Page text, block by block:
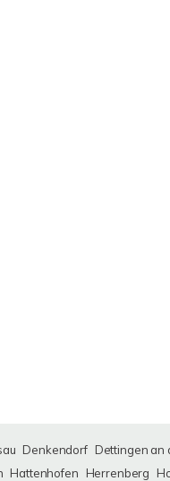
Denkendorf Dettingen an
Hattenhofen Herrenberg